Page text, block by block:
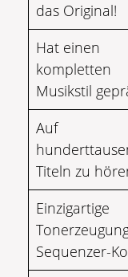
das Original!
Hat einen
kompletten
Musikstil
Auf
Titeln zu
Einzigartige
Sequenzer-